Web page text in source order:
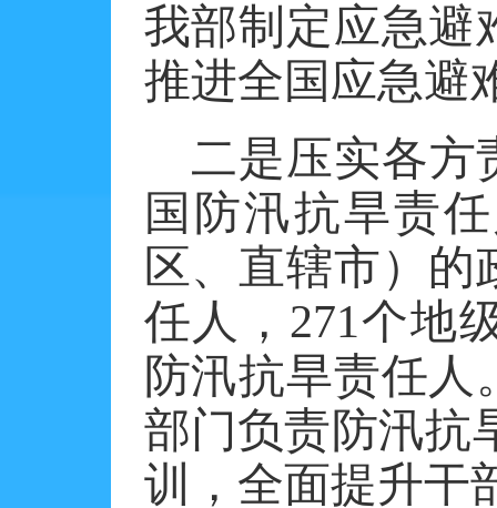
我部制定应急避
推进全国应急避
二是压实各方
国防汛抗旱责
区、直辖市）
任人，271个地
防汛抗旱责任
部门负责防汛抗
训，全面提升干